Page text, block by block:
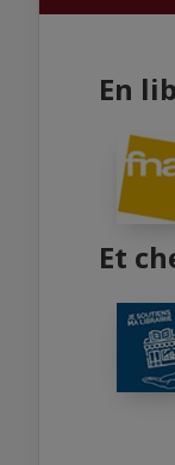
En
Et